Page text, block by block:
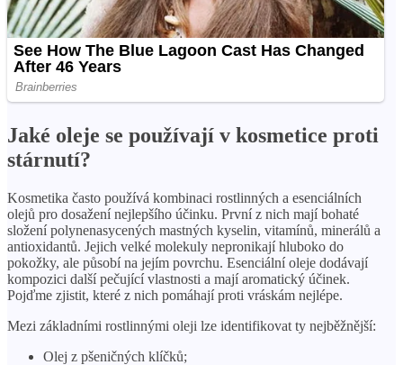
Jaké oleje se používají v kosmetice proti
stárnutí?
Kosmetika často používá kombinaci rostlinných a esenciálních
olejů pro dosažení nejlepšího účinku. První z nich mají bohaté
složení polynenasycených mastných kyselin, vitamínů, minerálů a
antioxidantů. Jejich velké molekuly nepronikají hluboko do
pokožky, ale působí na jejím povrchu. Esenciální oleje dodávají
kompozici další pečující vlastnosti a mají aromatický účinek.
Pojďme zjistit, které z nich pomáhají proti vráskám nejlépe.
Mezi základními rostlinnými oleji lze identifikovat ty nejběžnější:
Olej z pšeničných klíčků;